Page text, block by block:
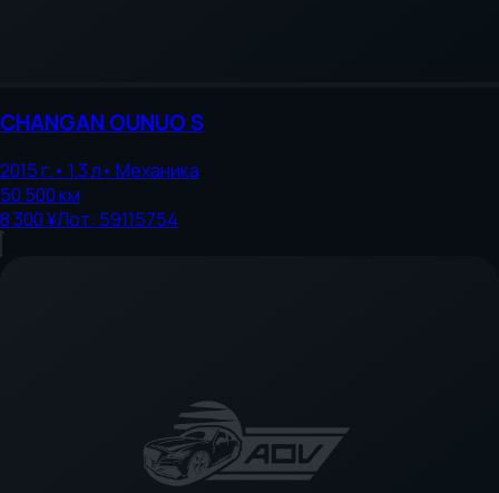
CHANGAN OUNUO S
2015г.• 1.3л• Механика
50 500км
8 300 ¥Лот: 59115754